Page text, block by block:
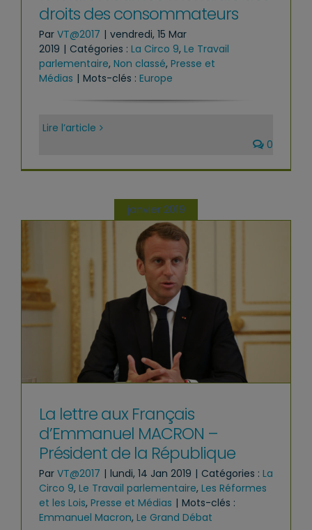
droits des consommateurs
Par VT@2017 | vendredi, 15 Mar
2019 | Catégories : La Circo 9, Le Travail
parlementaire, Non classé, Presse et
Médias | Mots-clés : Europe
Lire l’article
0
janvier 2019
La lettre aux Français
d’Emmanuel MACRON –
Président de la République
Par VT@2017 | lundi, 14 Jan 2019 | Catégories : La
Circo 9, Le Travail parlementaire, Les Réformes
et les Lois, Presse et Médias | Mots-clés :
Emmanuel Macron, Le Grand Débat